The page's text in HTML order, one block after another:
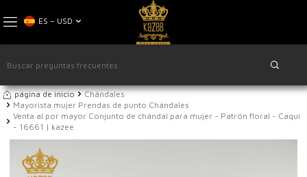
ES − USD
página de inicio
Chándales
Mayorista mujer Prendas de punto Chándales
Venta al por mayor Conjunto de chándal para mujer - Patrón floral - Caqui
- 16661 | kazee